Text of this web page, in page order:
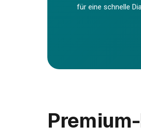
für eine schnelle